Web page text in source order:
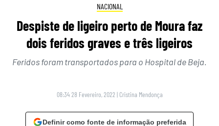
NACIONAL
Despiste de ligeiro perto de Moura faz
dois feridos graves e três ligeiros
Feridos foram transportados para o Hospital de Beja.
08:34 28 Fevereiro, 2022 | Cristina Mendonça
Definir como fonte de informação preferida